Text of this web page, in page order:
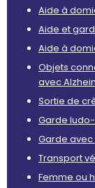
Aide à
Aide et
Aide à
Objets
avec
Sortie de
Garde
Garde avec
Transport
Femme ou